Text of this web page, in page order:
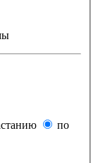
по